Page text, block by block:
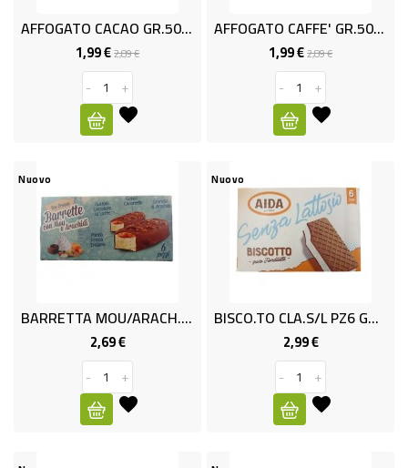
PET
ACCESSORI
FRESCHI
PIATTI
PRONTI
CONDIMENTI
ORTOFRUTTA
AFFOGATO CACAO GR.500 OPTIMO
1,99 €Prezzo
base
2,89 €Prezzo
-
+
AFFOGATO CAFFE' GR.500 OPTIMO
1,99 €Prezzo
base
2,89 €Prezzo
-
+
Nuovo
BARRETTA MOU/ARACH. X6 GR.252
2,69 €Prezzo
-
+
Nuovo
BISCO.TO CLA.S/L PZ6 GR300 OPT
2,99 €Prezzo
-
+